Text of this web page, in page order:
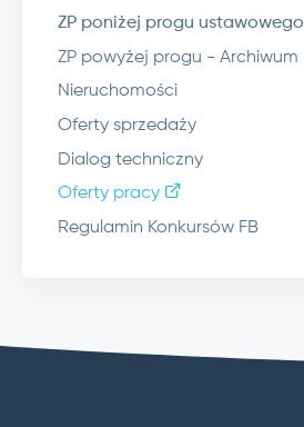
ZP poniżej progu ustawowego
ZP powyżej progu - Archiwum
Nieruchomości
Oferty sprzedaży
Dialog techniczny
Oferty pracy
Regulamin Konkursów FB